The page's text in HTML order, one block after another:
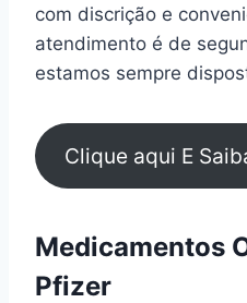
com discrição e
atendimento é de
estamos sempre
Clique aqui E
Medicamentos
Pfizer